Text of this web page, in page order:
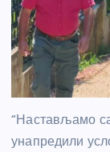
“Настављамо
унапредили